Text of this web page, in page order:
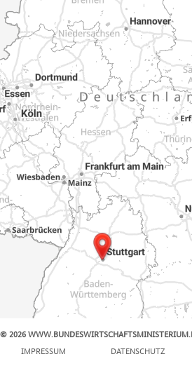
© 2026
IMPRESSUM
DATENSCHUTZ